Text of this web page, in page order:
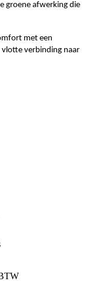
groene afwerking die
met een
verbinding naar